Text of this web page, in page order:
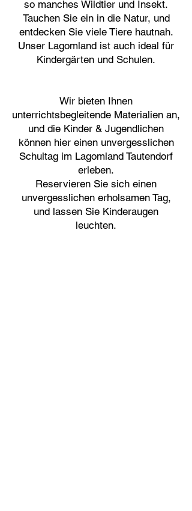
so manches Wildtier und Insekt.
Tauchen Sie ein in die Natur, und
entdecken Sie viele Tiere hautnah.
Unser Lagomland ist auch ideal für
Kindergärten und Schulen.
Wir bieten Ihnen
unterrichtsbegleitende Materialien an,
und die Kinder & Jugendlichen
können hier einen unvergesslichen
Schultag im Lagomland Tautendorf
erleben.
Reservieren Sie sich einen
unvergesslichen erholsamen Tag,
und lassen Sie Kinderaugen
leuchten.